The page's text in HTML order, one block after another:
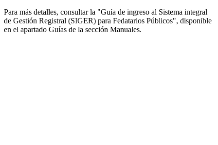
Para más detalles, consultar la "Guía de ingreso al Sistema integral
de Gestión Registral (SIGER) para Fedatarios Públicos", disponible
en el apartado Guías de la sección Manuales.